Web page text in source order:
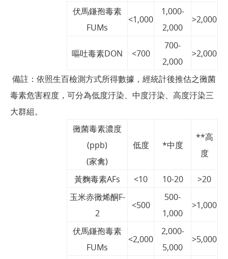
伏馬鎌孢毒素
FUMs
<1,000
1,000-
2,000
>2,000
嘔吐毒素DON <700
700-
2,000
>2,000
備註：依照生百檢測方式所得數據，經統計後推估之黴菌
毒素危害程度，可分為低度汙染、中度汙染、高度汙染三
大群組。
黴菌毒素濃度
(ppb)
(家禽)
低度 *中度
**高
度
黃麴毒素AFs <10 10-20
>20
玉米赤黴烯酮F-
2
<500
500-
1,000
>1,000
伏馬鎌孢毒素
FUMs
<2,000
2,000-
5,000
>5,000